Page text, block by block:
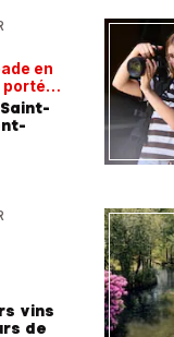
en
portée
vins
de